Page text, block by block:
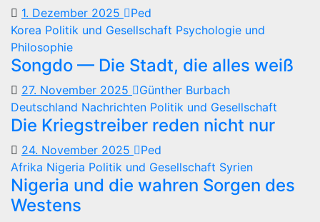
1. Dezember 2025
Ped
Korea Politik und Gesellschaft Psychologie und
Philosophie
Songdo — Die Stadt, die alles weiß
27. November 2025
Günther Burbach
Deutschland Nachrichten Politik und Gesellschaft
Die Kriegstreiber reden nicht nur
24. November 2025
Ped
Afrika Nigeria Politik und Gesellschaft Syrien
Nigeria und die wahren Sorgen des
Westens